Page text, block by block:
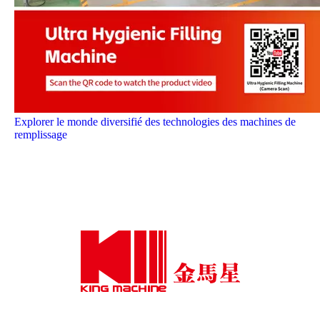
Explorer le monde diversifié des technologies des machines de
remplissage